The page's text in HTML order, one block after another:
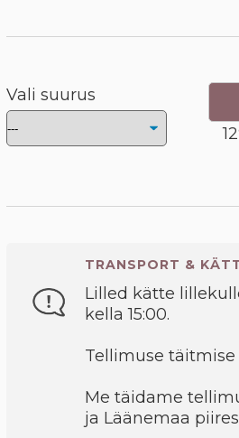
Vali suurus
TRANSPORT &
Lilled kätte
kella 15:00.
Tellimuse
Me täidame
ja Läänemaa